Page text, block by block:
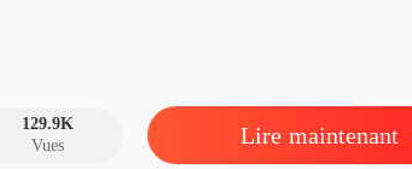
129.9K
Vues
Lire maintenant
Exilée